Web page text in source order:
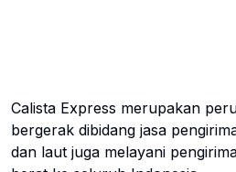
Calista Express merupakan
bergerak dibidang jasa
dan laut juga melayani